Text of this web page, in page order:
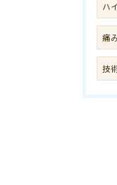
ハ
痛
技